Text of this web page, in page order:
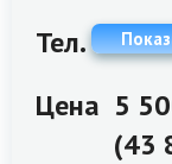
Тел.
Цена 5
(43